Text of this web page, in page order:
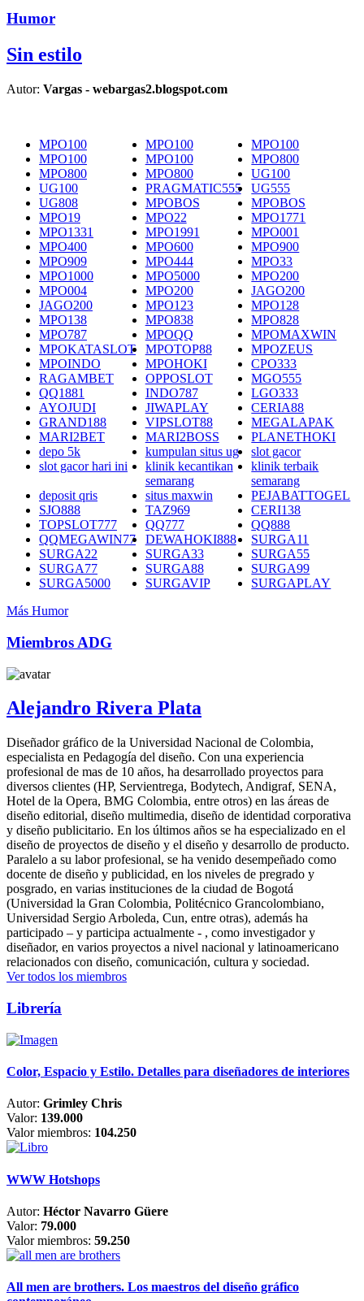
Humor
Sin estilo
Autor: Vargas - webargas2.blogspot.com
MPO100 MPO100
MPO100
MPO100
MPO100
MPO800
MPO800
MPO800
UG100
UG100
PRAGMATIC555
UG555
UG808
MPOBOS
MPOBOS
MPO19
MPO22
MPO1771
MPO1331
MPO1991
MPO001
MPO400
MPO600
MPO900
MPO909
MPO444
MPO33
MPO1000
MPO5000
MPO200
MPO004
MPO200
JAGO200
JAGO200
MPO123
MPO128
MPO138
MPO838
MPO828
MPO787
MPOQQ
MPOMAXWIN
MPOKATASLOT
MPOTOP88
MPOZEUS
MPOINDO
MPOHOKI
CPO333
RAGAMBET
OPPOSLOT
MGO555
QQ1881
INDO787
LGO333
AYOJUDI
JIWAPLAY
CERIA88
GRAND188
VIPSLOT88
MEGALAPAK
MARI2BET
MARI2BOSS
PLANETHOKI
depo 5k
kumpulan situs ug
slot gacor
slot gacor hari ini
klinik kecantikan
semarang
klinik terbaik
semarang
deposit qris
situs maxwin
PEJABATTOGEL
SJO888
TAZ969
CERI138
TOPSLOT777
QQ777
QQ888
QQMEGAWIN77
DEWAHOKI888
SURGA11
SURGA22
SURGA33
SURGA55
SURGA77
SURGA88
SURGA99
SURGA5000
SURGAVIP
SURGAPLAY
Más Humor
Miembros ADG
Alejandro Rivera Plata
Diseñador gráfico de la Universidad Nacional de Colombia,
especialista en Pedagogía del diseño. Con una experiencia
profesional de mas de 10 años, ha desarrollado proyectos para
diversos clientes (HP, Servientrega, Bodytech, Andigraf, SENA,
Hotel de la Opera, BMG Colombia, entre otros) en las áreas de
diseño editorial, diseño multimedia, diseño de identidad corporativa
y diseño publicitario. En los últimos años se ha especializado en el
diseño de proyectos de diseño y el diseño y desarrollo de producto.
Paralelo a su labor profesional, se ha venido desempeñado como
docente de diseño y publicidad, en los niveles de pregrado y
posgrado, en varias instituciones de la ciudad de Bogotá
(Universidad la Gran Colombia, Politécnico Grancolombiano,
Universidad Sergio Arboleda, Cun, entre otras), además ha
participado – y participa actualmente - , como investigador y
diseñador, en varios proyectos a nivel nacional y latinoamericano
relacionados con diseño, comunicación, cultura y sociedad.
Ver todos los miembros
Librería
Color, Espacio y Estilo. Detalles para diseñadores de interiores
Autor: Grimley Chris
Valor: 139.000
Valor miembros: 104.250
WWW Hotshops
Autor: Héctor Navarro Güere
Valor: 79.000
Valor miembros: 59.250
All men are brothers. Los maestros del diseño gráfico